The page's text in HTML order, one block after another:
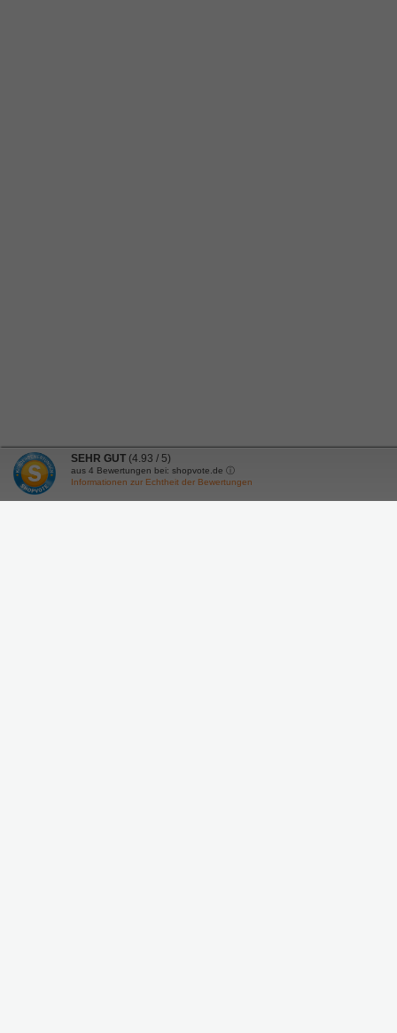
SEHR GUT (4.93 / 5)
aus 4 Bewertungen bei: shopvote.de ⓘ
Informationen zur Echtheit der Bewertungen